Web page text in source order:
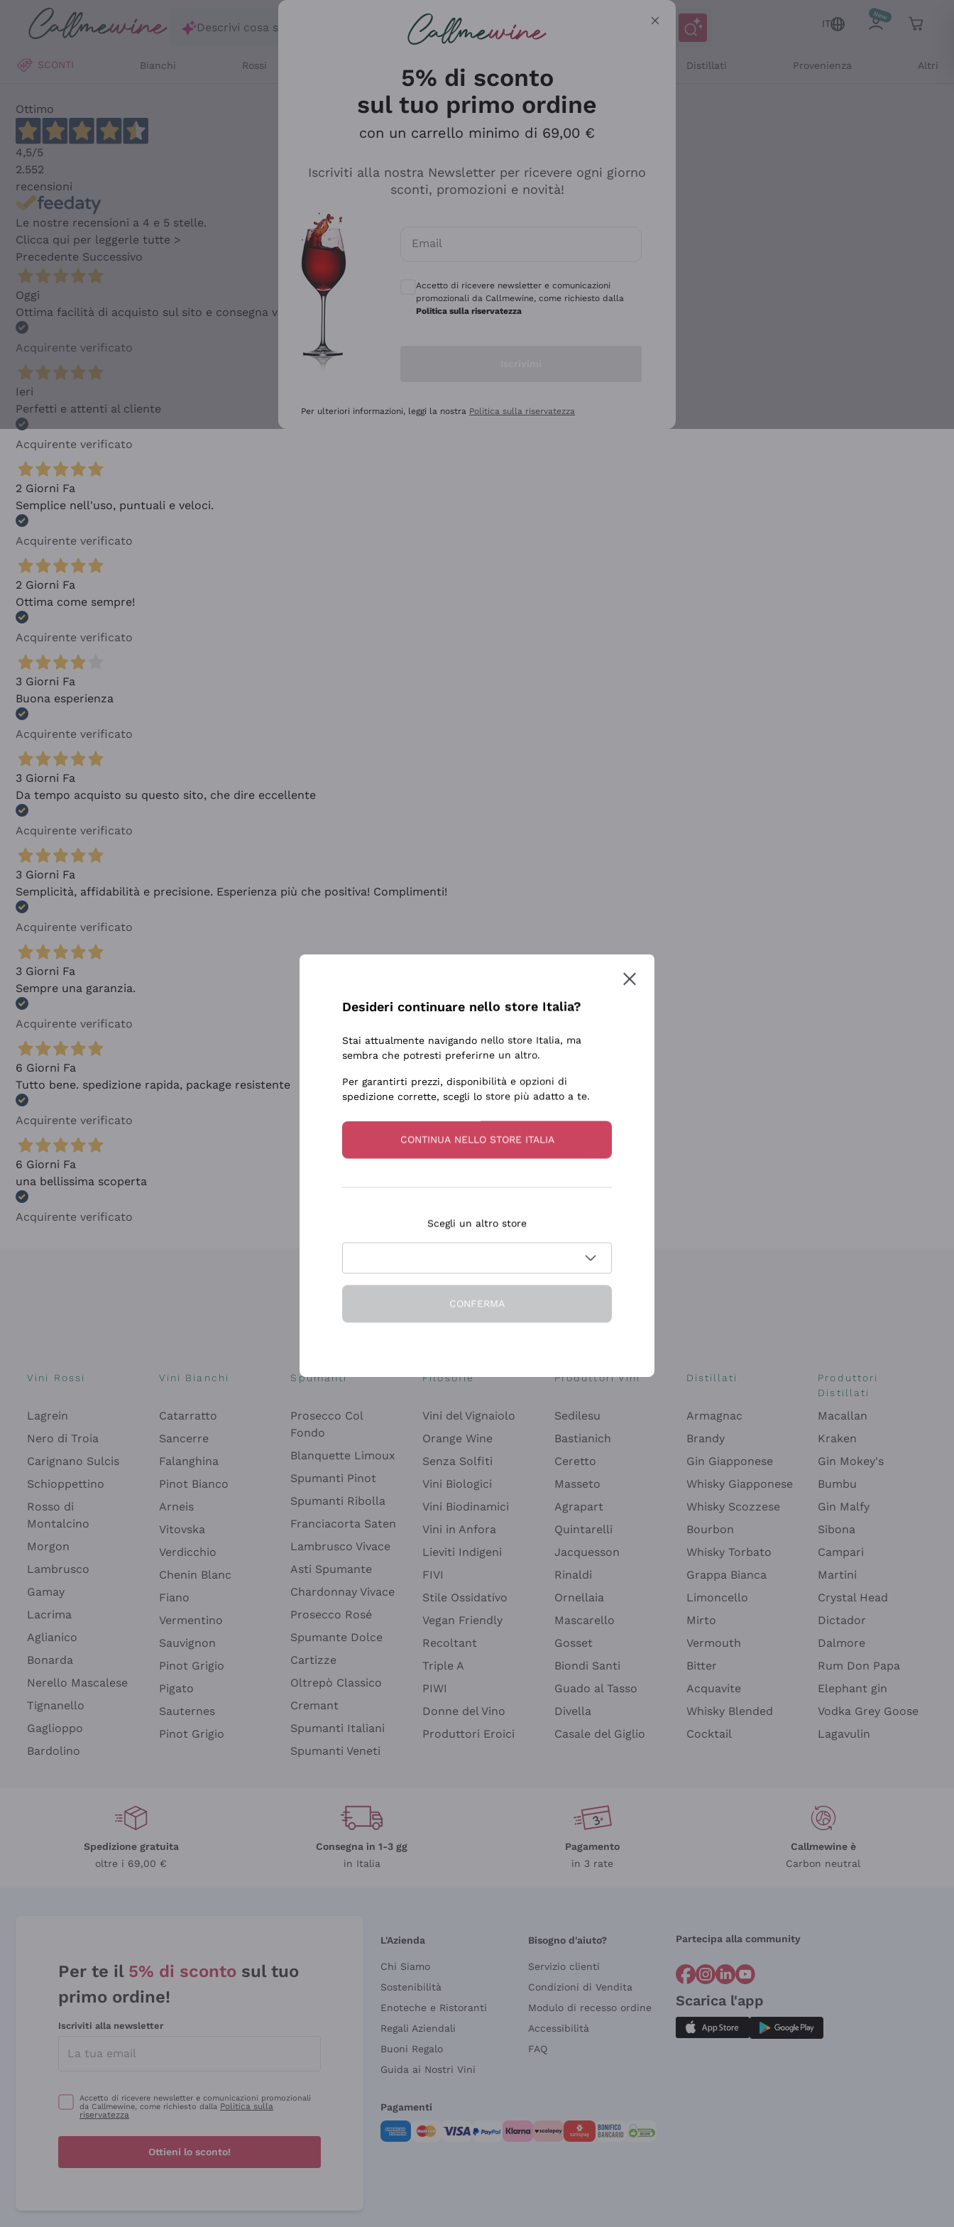
Salta al contenuto principale
Descrivi cosa stai cercando
IT
SCONTI Bianchi Rossi Distillati Provenienza Altri
Ottimo
4,5/5
2.552
recensioni
Le nostre recensioni a 4 e 5 stelle.
Clicca qui per leggerle tutte >
Precedente Successivo
Oggi
Ottima facilità di acquisto sul sito e consegna velocissima
Acquirente verificato
Ieri
Perfetti e attenti al cliente
Acquirente verificato
2 Giorni Fa
Semplice nell'uso, puntuali e veloci.
Acquirente verificato
2 Giorni Fa
Ottima come sempre!
Acquirente verificato
3 Giorni Fa
Buona esperienza
Acquirente verificato
3 Giorni Fa
Da tempo acquisto su questo sito, che dire eccellente
Acquirente verificato
3 Giorni Fa
Semplicità, affidabilità e precisione. Esperienza più che positiva! Complimenti!
Acquirente verificato
3 Giorni Fa
Sempre una garanzia.
Acquirente verificato
6 Giorni Fa
Tutto bene. spedizione rapida, package resistente
Acquirente verificato
6 Giorni Fa
una bellissima scoperta
Acquirente verificato
Esplora il catalogo
Vini Rossi
Lagrein
Nero di Troia
Carignano Sulcis
Schioppettino
Rosso di
Montalcino
Morgon
Lambrusco
Gamay
Lacrima
Aglianico
Bonarda
Nerello Mascalese
Tignanello
Gaglioppo
Bardolino
Vini Bianchi
Catarratto
Sancerre
Falanghina
Pinot Bianco
Arneis
Vitovska
Verdicchio
Chenin Blanc
Fiano
Vermentino
Sauvignon
Pinot Grigio
Pigato
Sauternes
Pinot Grigio
Spumanti
Prosecco Col
Fondo
Blanquette Limoux
Spumanti Pinot
Spumanti Ribolla
Franciacorta Saten
Lambrusco Vivace
Asti Spumante
Chardonnay Vivace
Prosecco Rosé
Spumante Dolce
Cartizze
Oltrepò Classico
Cremant
Spumanti Italiani
Spumanti Veneti
Filosofie
Vini del Vignaiolo
Orange Wine
Senza Solfiti
Vini Biologici
Vini Biodinamici
Vini in Anfora
Lieviti Indigeni
FIVI
Stile Ossidativo
Vegan Friendly
Recoltant
Triple A
PIWI
Donne del Vino
Produttori Eroici
Produttori Vini
Sedilesu
Bastianich
Ceretto
Masseto
Agrapart
Quintarelli
Jacquesson
Rinaldi
Ornellaia
Mascarello
Gosset
Biondi Santi
Guado al Tasso
Divella
Casale del Giglio
Distillati
Armagnac
Brandy
Gin Giapponese
Whisky Giapponese
Whisky Scozzese
Bourbon
Whisky Torbato
Grappa Bianca
Limoncello
Mirto
Vermouth
Bitter
Acquavite
Whisky Blended
Cocktail
Produttori
Distillati
Macallan
Kraken
Gin Mokey's
Bumbu
Gin Malfy
Sibona
Campari
Martini
Crystal Head
Dictador
Dalmore
Rum Don Papa
Elephant gin
Vodka Grey Goose
Lagavulin
Spedizione gratuita
oltre i 69,00 €
Consegna in 1-3 gg
in Italia
Pagamento
in 3 rate
Callmewine è
Carbon neutral
Per te il 5% di sconto sul tuo
primo ordine!
Iscriviti alla newsletter
Accetto di ricevere newsletter e comunicazioni promozionali
da Callmewine, come richiesto dalla Politica sulla
riservatezza
Ottieni lo sconto!
L'Azienda
Chi Siamo
Sostenibilità
Enoteche e Ristoranti
Regali Aziendali
Buoni Regalo
Guida ai Nostri Vini
Bisogno d'aiuto?
Servizio clienti
Condizioni di Vendita
Modulo di recesso ordine
Accessibilità
FAQ
Partecipa alla community
Scarica l'app
Pagamenti
5% di sconto
sul tuo primo ordine
con un carrello minimo di 69,00 €
Iscriviti alla nostra Newsletter per ricevere ogni giorno
sconti, promozioni e novità!
Email
Accetto di ricevere newsletter e comunicazioni
promozionali da Callmewine, come richiesto dalla
Politica sulla riservatezza
Per ulteriori informazioni, leggi la nostra Politica sulla riservatezza
Desideri continuare nello store Italia?
Stai attualmente navigando nello store Italia, ma
sembra che potresti preferirne un altro.
Per garantirti prezzi, disponibilità e opzioni di
spedizione corrette, scegli lo store più adatto a te.
CONTINUA NELLO STORE ITALIA
Scegli un altro store
CONFERMA